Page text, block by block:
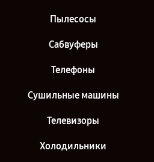
Пылесосы
Сабвуферы
Телефоны
Сушильные машины
Телевизоры
Холодильники